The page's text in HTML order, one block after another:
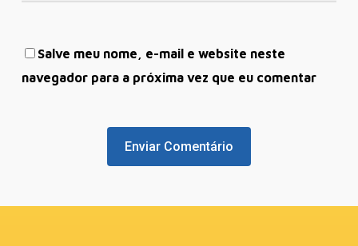
Salve meu nome, e-mail e website neste
navegador para a próxima vez que eu comentar